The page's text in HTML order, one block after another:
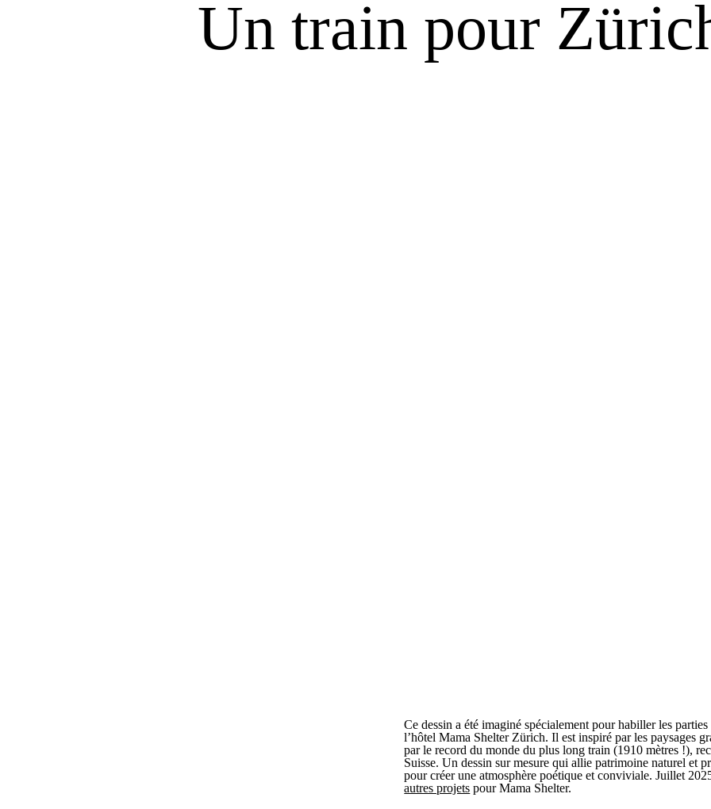
Un train pour
Ce dessin a été imaginé spécialement pour habiller les
l’hôtel Mama Shelter Zürich. Il est inspiré par les paysages
par le record du monde du plus long train (1910 mètres !),
Suisse. Un dessin sur mesure qui allie patrimoine naturel et
pour créer une atmosphère poétique et conviviale. Juillet
autres projets pour Mama Shelter.